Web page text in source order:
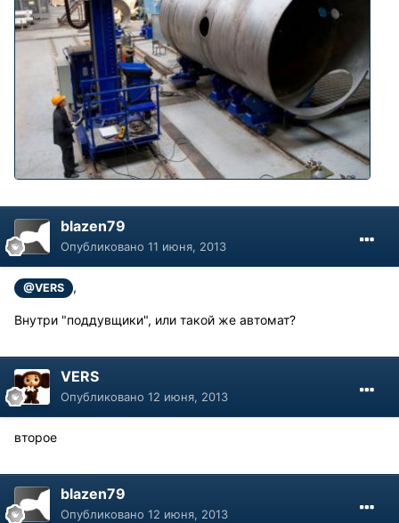
blazen79
Опубликовано 11 июня, 2013
@VERS ,
Внутри "поддувщики", или такой же автомат?
VERS
Опубликовано 12 июня, 2013
второе
blazen79
Опубликовано 12 июня, 2013